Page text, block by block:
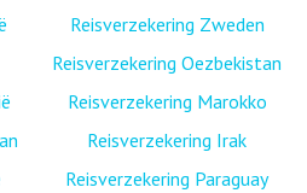
Reisverzekering Zweden
Reisverzekering Oezbekistan
Reisverzekering Marokko
Reisverzekering Irak
Reisverzekering Paraguay